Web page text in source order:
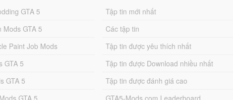
GTA 5
Mods GTA 5
Paint Job Mods
GTA 5
GTA 5
GTA 5
Tập tin mới nhất
Các tập tin
Tập tin được yêu thích nhất
Tập tin được Download nhiều nhất
Tập tin được đánh giá cao
GTA5-Mods.com Leaderboard